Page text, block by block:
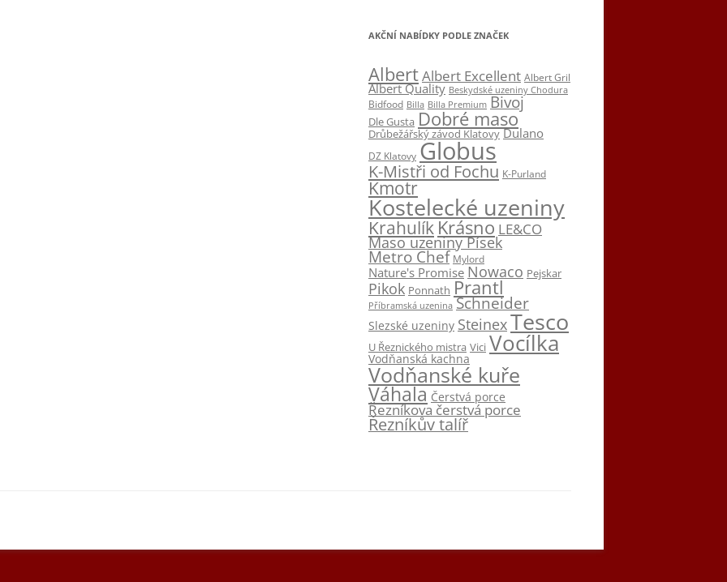
AKČNÍ NABÍDKY PODLE ZNAČEK
AlbertAlbert Excellent Albert Gril
Albert Quality Beskydské uzeniny Chodura
Bidfood Billa Billa Premium Bivoj
Dle Gusta Dobré maso
Drůbežářský závod Klatovy Dulano
DZ Klatovy Globus
K-Mistři od Fochu K-Purland
Kmotr
Kostelecké uzeniny
KrahulíkKrásno LE&CO
Maso uzeniny Písek
Metro Chef Mylord
Nature's Promise Nowaco Pejskar
Pikok Ponnath Prantl
Příbramská uzenina Schneider
Slezské uzeniny SteinexTesco
U Řeznického mistra Vici Vocílka
Vodňanská kachna
Vodňanské kuře
Váhala Čerstvá porce
Řezníkova čerstvá porce
Řezníkův talíř